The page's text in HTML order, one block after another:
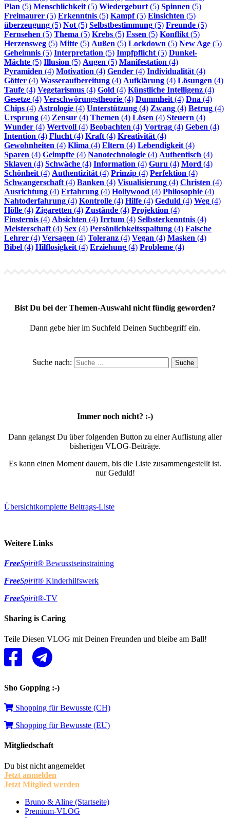
Plan (5) Menschlichkeit(5) Wiedergeburt(5) Spinnen (5)
Freimaurer (5) Erkenntnis (5) Kampf(5) Einsichten (5)
überzeugung (5) Not(5) Selbstbestimmung (5) Freunde (5)
Fernsehen (5) Thema (5) Krebs (5) Essen (5) Konflikt(5)
Herzensweg (5) Mitte (5) Außen (5) Lockdown (5) New Age (5)
Geheimnis (5) Interpretation (5) Impfpflicht(5) Dunkel-
Mächte (5) Illusion (5) Augen (5) Manifestation (4)
Pyramiden (4) Motivation (4) Gender (4) Individualität(4)
Götter (4) Wasseraufbereitung (4) Aufklärung (4) Lösungen (4)
Taufe (4) Vegetarismus (4) Gold (4) Künstliche Intelligenz (4)
Gesetze (4) Verschwörungstheorie (4) Dummheit(4) Dna (4)
Chips (4) Astrologie (4) Unterstützung (4) Zwang (4) Betrug (4)
Ursprung (4) Zensur (4) Themen (4) Lösen (4) Steuern (4)
Wunder (4) Wertvoll (4) Beobachten (4) Vortrag (4) Geben (4)
Intention (4) Flucht(4) Kraft(4) Kreativität(4)
Gewohnheiten (4) Klima (4) Eltern (4) Lebendigkeit(4)
Sparen (4) Geimpfte (4) Nanotechnologie (4) Authentisch (4)
Sklaven (4) Schwäche (4) Information (4) Guru (4) Mord (4)
Schönheit(4) Authentizität(4) Prinzip (4) Perfektion (4)
Schwangerschaft(4) Banken (4) Visualisierung (4) Christen (4)
Ausrichtung (4) Erfahrung (4) Hollywood (4) Philosophie (4)
Nahtoderfahrung (4) Kontrolle (4) Hilfe (4) Geduld (4) Weg (4)
Hölle (4) Zigaretten (4) Zustände (4) Projektion (4)
Finsternis (4) Absichten (4) Irrtum (4) Selbsterkenntnis (4)
Meisterschaft(4) Sex (4) Persönlichkeitsspaltung (4) Falsche
Lehrer (4) Versagen (4) Toleranz (4) Vegan (4) Masken (4)
Bibel (4) Hilflosigkeit(4) Erziehung (4) Probleme (4)
Bist Du bei der Themen-Auswahl nicht fündig geworden?
Dann gebe hier im Suchfeld Deinen Suchbegriff ein.
Suche nach:
Immer noch nicht? :-)
Dann gelangst Du über folgenden Button zu einer Auflistung aller
bisherigen VLOG-Beiträge.
Es kann einen Moment dauern, bis die Liste zusammengestellt ist.
nur Geduld!
Übersichtkomplette Beitrags-Liste
Weitere Links
FreeSpirit® Bewusstseinstraining
FreeSpirit® Kinderhilfswerk
FreeSpirit®-TV
Sharing is Caring
Teile Diesen VLOG mit Deinen Freunden und bleibe am Ball!
Sho Gopping :-)
Shopping für Bewusste (CH)
Shopping für Bewusste (EU)
Mitgliedschaft
Du bist nicht angemeldet
Jetzt anmelden
Jetzt Mitglied werden
Bruno & Aline (Startseite)
Premium-VLOG